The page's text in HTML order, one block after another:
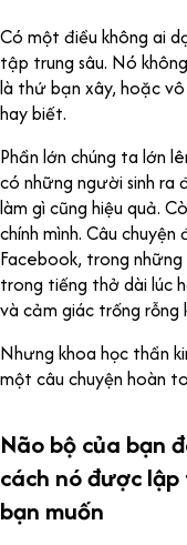
Có một điều không ai
tập trung sâu. Nó
là thứ bạn xây, hoặc
hay biết.
Phần lớn chúng ta lớn
có những người sinh ra
làm gì cũng hiệu quả.
chính mình. Câu
Facebook, trong
trong tiếng thở dài lúc
và cảm giác trống rỗng
Nhưng khoa học thần
một câu chuyện hoàn
Não bộ của bạn
cách nó được
bạn muốn